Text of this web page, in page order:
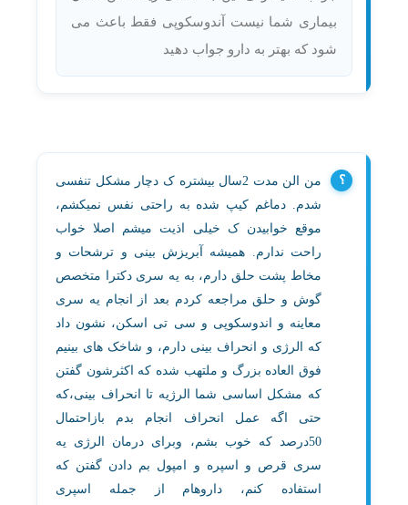
بیماری شما نیست آندوسکوپی فقط باعث می
شود که بهتر به دارو جواب دهید
من الن مدت 2سال بیشتره ک دچار مشکل تنفسی
شدم. دماغم کیپ شده به راحتی نفس نمیکشم،
موقع خوابیدن ک خیلی اذیت میشم اصلا خواب
راحت ندارم. همیشه آبریزش بینی و ترشحات و
مخاط پشت حلق دارم، به یه سری دکترا متخصص
گوش و حلق مراجعه کردم بعد از انجام یه سری
معاینه و اندوسکوپی و سی تی اسکن، نشون داد
که الرژی و انحراف بینی دارم، و شاخک های بینیم
فوق العاده بزرگ و ملتهب شده که اکثرشون گفتن
که مشکل اساسی شما الرژیه تا انحراف بینی،که
حتی اگه عمل انحراف انجام بدم بازاحتمال
50درصد که خوب بشم، وبرای درمان الرژی یه
سری قرص و اسپره و امپول بم دادن گفتن که
استفاده کنم، داروهام از جمله اسپری